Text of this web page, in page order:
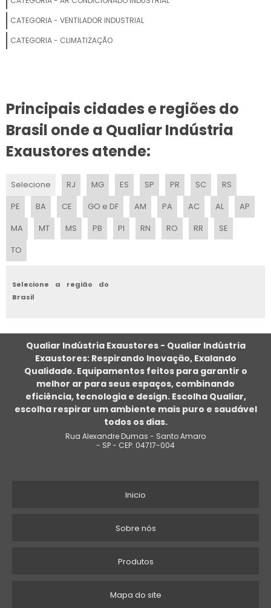
EXAUSTOR GRANDE
EXAUSTOR DE TETO PARA COZINHA
VENTILADOR CENTRÍFUGO DUPLO
EXAUSTOR PARA FUMAÇA
EXAUSTOR DE TETO PARA GALPÃO
EXAUSTOR 30 CM
VALOR EXAUSTOR INLINE
EXAUSTOR DE COZINHA INDUSTRIAL PREÇO
EXAUSTOR EÓLICO PREÇO
EXAUSTOR DE PAREDE INDUSTRIAL
EXAUSTOR DE AR
EXAUSTOR DE AR PARA COZINHA
EXAUSTOR PARA FOGÃO INDUSTRIAL
CATEGORIA - VENTILADOR INDUSTRIAL
CATEGORIA - CLIMATIZAÇÃO
Principais cidades e regiões do
Brasil onde a Qualiar Indústria
Exaustores atende:
Selecione RJ MG ES SP PR SC
RS
PE
BA CE GO e DF AM PA AC AL
AP
MA
MT MS PB PI RN RO RR
SE
TO
Selecione a região do
Brasil
Qualiar Indústria Exaustores - Qualiar Indústria
Exaustores: Respirando Inovação, Exalando
Qualidade. Equipamentos feitos para garantir o
melhor ar para seus espaços, combinando
eficiência, tecnologia e design. Escolha Qualiar,
escolha respirar um ambiente mais puro e saudável
todos os dias.
Rua Alexandre Dumas - Santo Amaro
- SP - CEP: 04717-004
Inicio
Sobre nós
Produtos
Mapa do site